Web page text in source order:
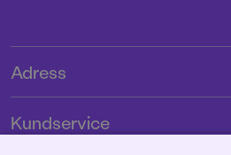
Adress
Kundservice